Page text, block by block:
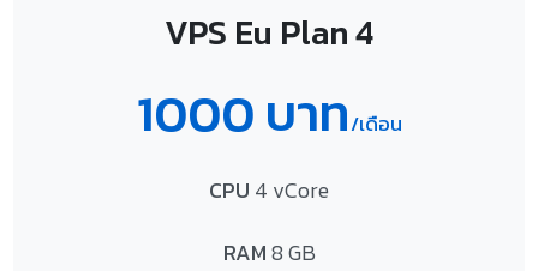
VPS Eu Plan 4
1000 บาท/เดือน
CPU 4 vCore
RAM8 GB